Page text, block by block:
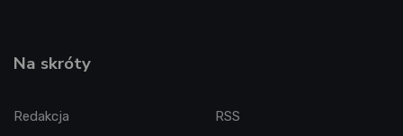
Na skróty
Redakcja
RSS